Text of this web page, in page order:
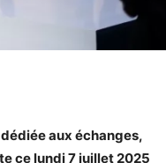
dédiée aux échanges,
ce lundi 7 juillet 2025